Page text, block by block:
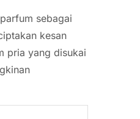
sebagai
kesan
pria yang disukai